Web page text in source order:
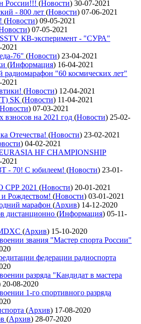
России!!! (Новости) 30-07-2021
- 800 лет (Новости) 07-06-2021
(Новости) 09-05-2021
) 07-05-2021
SSTV КВ-эксперимент - "СУРА"
76" (Новости) 23-04-2021
(Информация) 16-04-2021
"60 космических лет"
(Новости) 12-04-2021
SK (Новости) 11-04-2021
Новости) 07-03-2021
взносов на 2021 год (Новости) 25-02-
Отечества! (Новости) 23-02-2021
) 04-02-2021
HF CHAMPIONSHIP
- 70! С юбилеем! (Новости) 23-01-
СРР 2021 (Новости) 20-01-2021
Рождеством! (Новости) 03-01-2021
марафон (Архив) 14-12-2020
дистанционно (Информация) 05-11-
(Архив) 15-10-2020
звания "Мастер спорта России"
федерации радиоспорта
разряда "Кандидат в мастера
20-08-2020
1-го спортивного разряда
(Архив) 17-08-2020
(Архив) 28-07-2020